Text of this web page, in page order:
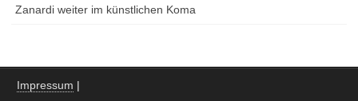
Zanardi weiter im künstlichen Koma
Impressum |